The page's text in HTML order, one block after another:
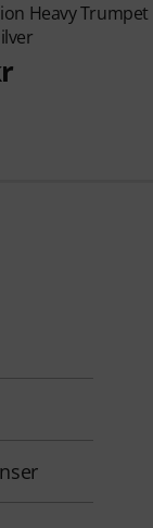
Heavy Trumpet